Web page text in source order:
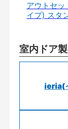
アウトセッ
イプ) スタ
室内ドア
ieria(